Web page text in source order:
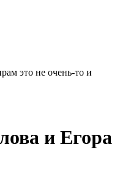
это не очень-то и
и Егора